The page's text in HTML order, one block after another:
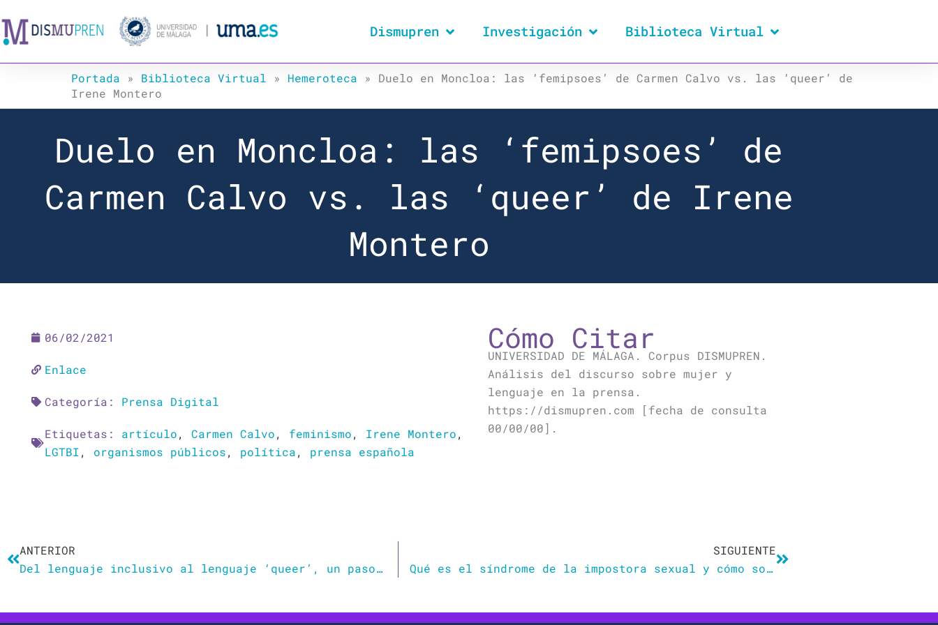
al
contenido
Dismupren Investigación Biblioteca Virtual
Portada » Biblioteca Virtual » Hemeroteca » Duelo en Moncloa: las ‘femipsoes’ de Carmen Calvo vs. las ‘queer’ de
Irene Montero
Duelo en Moncloa: las ‘femipsoes’ de
Carmen Calvo vs. las ‘queer’ de Irene
Montero
06/02/2021
Enlace
Categoría: Prensa Digital
Etiquetas: artículo, Carmen Calvo, feminismo, Irene Montero,
LGTBI, organismos públicos, política, prensa española
Cómo Citar
UNIVERSIDAD DE MÁLAGA. Corpus DISMUPREN.
Análisis del discurso sobre mujer y
lenguaje en la prensa.
https://dismupren.com [fecha de consulta
00/00/00].
ANTERIOR
Del lenguaje inclusivo al lenguaje ‘queer’, un paso más hacia la locura colectiva
SIGUIENTE
Qué es el síndrome de la impostora sexual y cómo solucionarlo